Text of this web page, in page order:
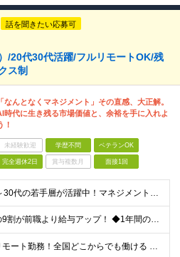
話を聞きたい応募可
/20代30代活躍/フルリモートOK/残
ス制
「なんとなくマネジメント」その直感、大正解。
時代に生き残る市場価値と、余裕を手に入れよ
！
未経験歓迎 学歴不問 ベテランOK
完全週休2日 賞与複数月 面接1回
【20代～30代の若手層が活躍中！マネジメント未経験歓迎】 ●エンジニアとしての実務経験を3年以上お持ちの方 （開発言語や担当フェーズは不問） ●学歴不問 ★「PLやPMにステップアップしたい」 「
◆社員の9割が前職より給与アップ！ ◆1年間の昇給で月給2万～4万円UPも可能！ 月給450,000円～531,500円+賞与年2回 ※経験・スキルを考慮の上、優遇いたします ※残業代につきまして
★フルリモート勤務！全国どこからでも働ける 【事業所】 東京都品川区西五反田2-24-4 THE CROSS GOTANDA 1F ＼一人にならない！帰属意識を感じながら働ける／ リモートでもメン